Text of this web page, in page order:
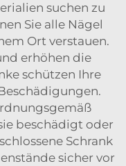
suchen zu
Sie alle Nägel
Ort verstauen.
erhöhen die
schützen Ihre
beschädigt oder
Schrank
sicher vor